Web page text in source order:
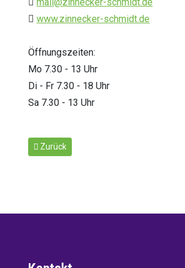
www.zinnecker-schmidt.de
Öffnungszeiten:
Mo 7.30 - 13 Uhr
Di - Fr 7.30 - 18 Uhr
Sa 7.30 - 13 Uhr
Vorheriger Beitrag: Den Durchblick
Zurück